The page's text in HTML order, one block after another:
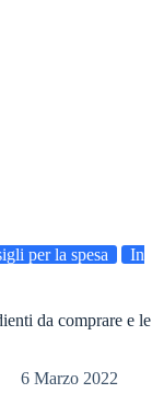
per la spesa
In
da comprare e le
6 Marzo 2022